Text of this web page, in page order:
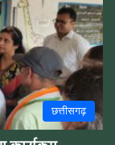
छत्तीसगढ़